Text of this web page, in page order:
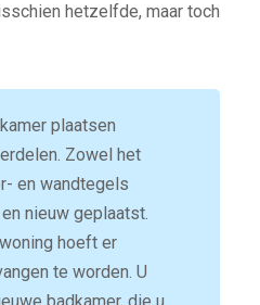
hetzelfde, maar toch
plaatsen
Zowel het
en wandtegels
nieuw geplaatst.
hoeft er
te worden. U